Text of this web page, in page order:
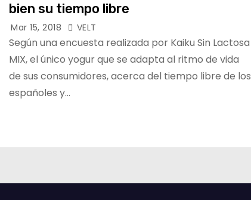
bien su tiempo libre
Mar 15, 2018 VELT
Según una encuesta realizada por Kaiku Sin Lactosa
MIX, el único yogur que se adapta al ritmo de vida
de sus consumidores, acerca del tiempo libre de los
españoles y…